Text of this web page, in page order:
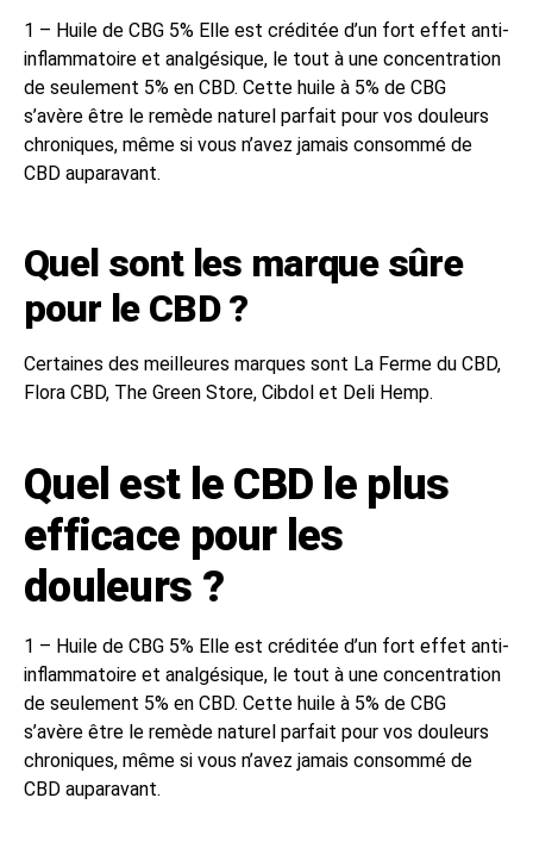
1 – Huile de CBG 5% Elle est créditée d’un fort effet anti-
inflammatoire et analgésique, le tout à une concentration
de seulement 5% en CBD. Cette huile à 5% de CBG
s’avère être le remède naturel parfait pour vos douleurs
chroniques, même si vous n’avez jamais consommé de
CBD auparavant.
Quel sont les marque sûre
pour le CBD ?
Certaines des meilleures marques sont La Ferme du CBD,
Flora CBD, The Green Store, Cibdol et Deli Hemp.
Quel est le CBD le plus
efficace pour les
douleurs ?
1 – Huile de CBG 5% Elle est créditée d’un fort effet anti-
inflammatoire et analgésique, le tout à une concentration
de seulement 5% en CBD. Cette huile à 5% de CBG
s’avère être le remède naturel parfait pour vos douleurs
chroniques, même si vous n’avez jamais consommé de
CBD auparavant.